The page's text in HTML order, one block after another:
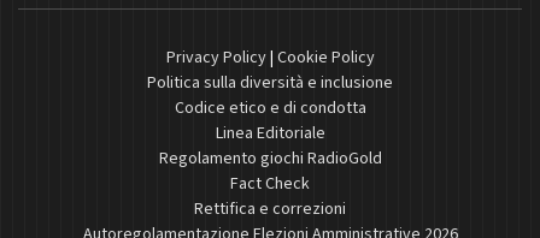
Privacy Policy| Cookie Policy
Politica sulla diversità e inclusione
Codice etico e di condotta
Linea Editoriale
Regolamento giochi RadioGold
Fact Check
Rettifica e correzioni